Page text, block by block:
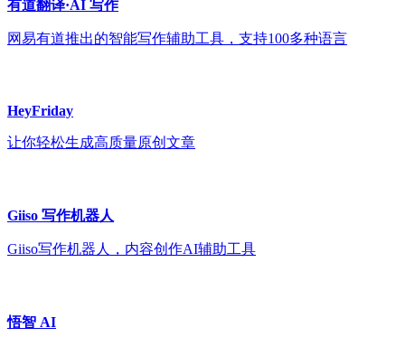
有道翻译·AI 写作
网易有道推出的智能写作辅助工具，支持100多种语言
HeyFriday
让你轻松生成高质量原创文章
Giiso 写作机器人
Giiso写作机器人，内容创作AI辅助工具
悟智 AI